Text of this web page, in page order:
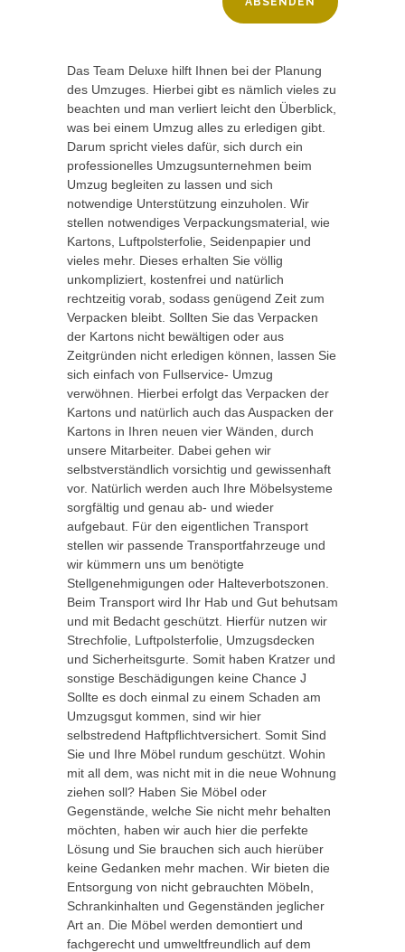
Das Team Deluxe hilft Ihnen bei der Planung
des Umzuges. Hierbei gibt es nämlich vieles zu
beachten und man verliert leicht den Überblick,
was bei einem Umzug alles zu erledigen gibt.
Darum spricht vieles dafür, sich durch ein
professionelles Umzugsunternehmen beim
Umzug begleiten zu lassen und sich
notwendige Unterstützung einzuholen. Wir
stellen notwendiges Verpackungsmaterial, wie
Kartons, Luftpolsterfolie, Seidenpapier und
vieles mehr. Dieses erhalten Sie völlig
unkompliziert, kostenfrei und natürlich
rechtzeitig vorab, sodass genügend Zeit zum
Verpacken bleibt. Sollten Sie das Verpacken
der Kartons nicht bewältigen oder aus
Zeitgründen nicht erledigen können, lassen Sie
sich einfach von Fullservice- Umzug
verwöhnen. Hierbei erfolgt das Verpacken der
Kartons und natürlich auch das Auspacken der
Kartons in Ihren neuen vier Wänden, durch
unsere Mitarbeiter. Dabei gehen wir
selbstverständlich vorsichtig und gewissenhaft
vor. Natürlich werden auch Ihre Möbelsysteme
sorgfältig und genau ab- und wieder
aufgebaut. Für den eigentlichen Transport
stellen wir passende Transportfahrzeuge und
wir kümmern uns um benötigte
Stellgenehmigungen oder Halteverbotszonen.
Beim Transport wird Ihr Hab und Gut behutsam
und mit Bedacht geschützt. Hierfür nutzen wir
Strechfolie, Luftpolsterfolie, Umzugsdecken
und Sicherheitsgurte. Somit haben Kratzer und
sonstige Beschädigungen keine Chance J
Sollte es doch einmal zu einem Schaden am
Umzugsgut kommen, sind wir hier
selbstredend Haftpflichtversichert. Somit Sind
Sie und Ihre Möbel rundum geschützt. Wohin
mit all dem, was nicht mit in die neue Wohnung
ziehen soll? Haben Sie Möbel oder
Gegenstände, welche Sie nicht mehr behalten
möchten, haben wir auch hier die perfekte
Lösung und Sie brauchen sich auch hierüber
keine Gedanken mehr machen. Wir bieten die
Entsorgung von nicht gebrauchten Möbeln,
Schrankinhalten und Gegenständen jeglicher
Art an. Die Möbel werden demontiert und
fachgerecht und umweltfreundlich auf dem